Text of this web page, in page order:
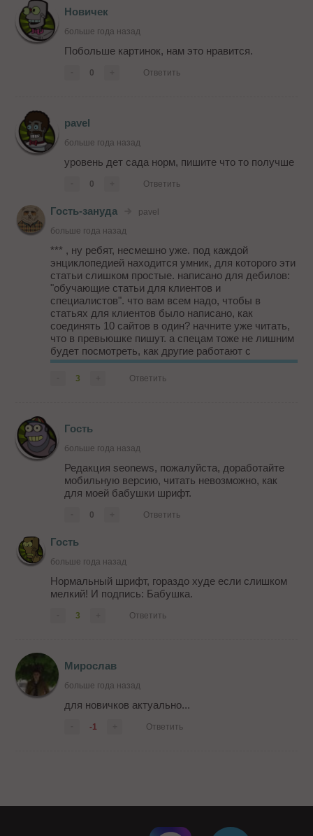
Новичек
больше года назад
Побольше картинок, нам это нравится.
0 Ответить
pavel
больше года назад
уровень дет сада норм, пишите что то получше
0 Ответить
Гость-зануда
pavel
больше года назад
*** , ну ребят, несмешно уже. под каждой
энциклопедией находится умник, для которого эти
статьи слишком простые. написано для дебилов:
"обучающие статьи для клиентов и
специалистов". что вам всем надо, чтобы в
статьях для клиентов было написано, как
соединять 10 сайтов в один? начните уже читать,
что в превьюшке пишут. а спецам тоже не лишним
будет посмотреть, как другие работают с
базовыми вещами. в крайнем случае всегда
можете подо**рать коллегам в комментах типа "ты
3 Ответить
Гость
больше года назад
Редакция seonews, пожалуйста, доработайте
мобильную версию, читать невозможно, как
для моей бабушки шрифт.
0 Ответить
Гость
больше года назад
Нормальный шрифт, гораздо худе если слишком
мелкий! И подпись: Бабушка.
3 Ответить
Мирослав
больше года назад
для новичков актуально...
-1 Ответить